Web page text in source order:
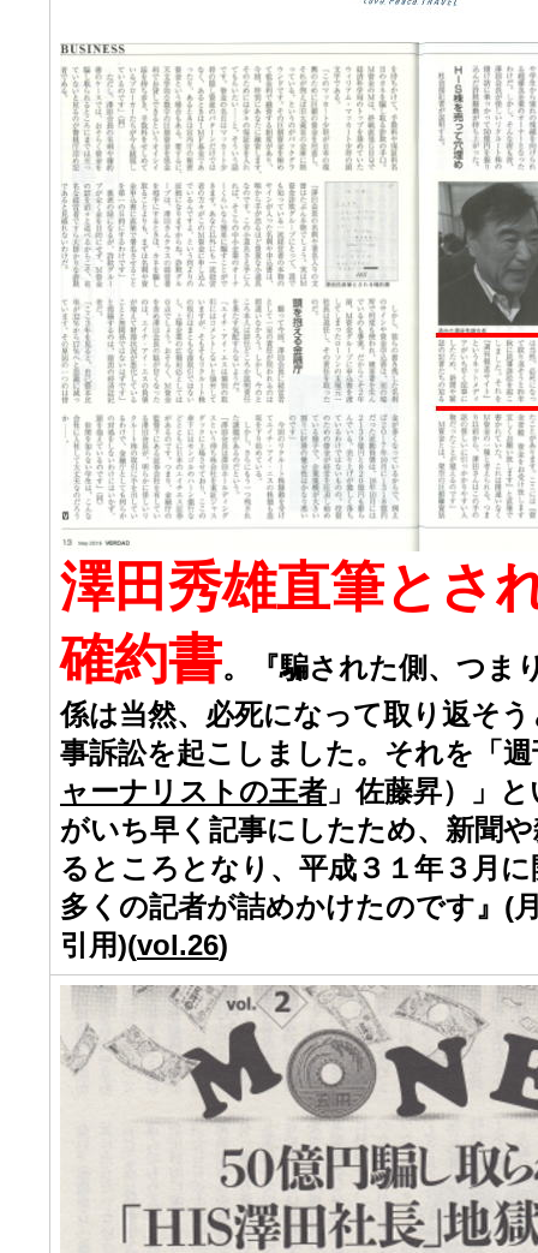
澤田秀雄直筆とさ
確約書。『騙された側、つま
係は当然、必死になって取り返そ
事訴訟を起こしました。それを「
ャーナリストの王者 」佐藤昇）」
がいち早く記事にしたため、新聞
るところとなり、平成３１年３月
多くの記者が詰めかけたのです』(
引用)(vol.26)